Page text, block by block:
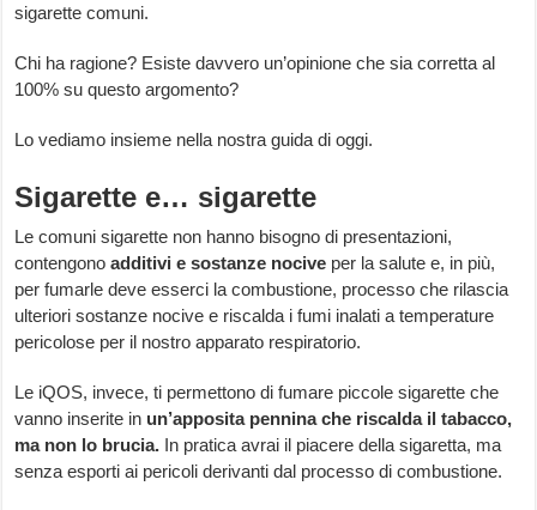
sigarette comuni.
Chi ha ragione? Esiste davvero un’opinione che sia corretta al
100% su questo argomento?
Lo vediamo insieme nella nostra guida di oggi.
Sigarette e… sigarette
Le comuni sigarette non hanno bisogno di presentazioni,
contengonoadditivi e sostanze nocive per la salute e, in più,
per fumarle deve esserci la combustione, processo che rilascia
ulteriori sostanze nocive e riscalda i fumi inalati a temperature
pericolose per il nostro apparato respiratorio.
Le iQOS, invece, ti permettono di fumare piccole sigarette che
vanno inserite in un’apposita pennina che riscalda il tabacco,
ma non lo brucia. In pratica avrai il piacere della sigaretta, ma
senza esporti ai pericoli derivanti dal processo di combustione.